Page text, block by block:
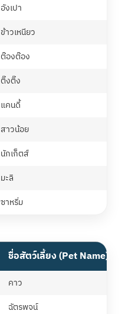
อังเปา
ข้าวเหนียว
ต๊องต๊อง
ติ๊งติ๊ง
แคนดี้
สาวน้อย
นักเก็ตส์
มะลิ
ซาหริ่ม
ชื่อสัตว์เลี้ยง (Pet Name)
คาว
ฉัตรพจน์